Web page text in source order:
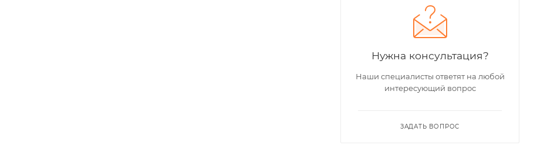
Нужна консультация?
Наши специалисты ответят на любой
интересующий вопрос
ЗАДАТЬ ВОПРОС